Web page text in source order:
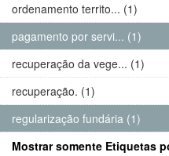
ordenamento territo... (1)
pagamento por servi... (1)
recuperação da vege... (1)
recuperação. (1)
regularização fundária (1)
Mostrar somente Etiquetas